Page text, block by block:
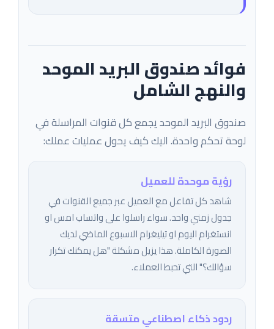
فوائد صندوق البريد الموحد
والنهج الشامل
صندوق البريد الموحد يجمع كل قنوات المراسلة في
لوحة تحكم واحدة. اليك كيف يحول عمليات عملك:
رؤية موحدة للعميل
شاهد كل تفاعل مع العميل عبر جميع القنوات في
جدول زمني واحد. سواء راسلوا على واتساب امس او
انستغرام اليوم او تيليغرام الاسبوع الماضي لديك
الصورة الكاملة. هذا يزيل مشكلة "هل يمكنك تكرار
سؤالك؟" التي تحبط العملاء.
ردود ذكاء اصطناعي متسقة